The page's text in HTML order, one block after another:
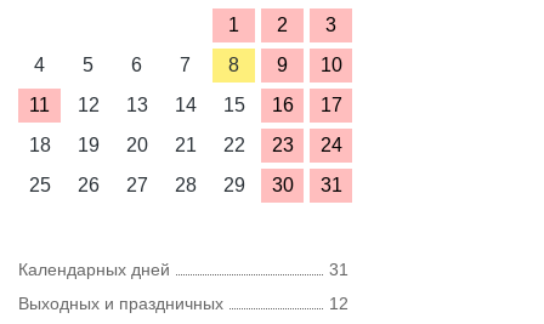
1
2
3
4
5 6 7 8 9
10
11
12 13 14 15 16
17
18
19 20 21 22 23
24
25
26 27 28 29 30 31
Календарных дней
31
Выходных и праздничных
12